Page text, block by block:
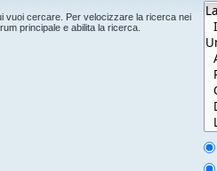
vuoi cercare. Per velocizzare la ricerca nei
principale e abilita la ricerca.